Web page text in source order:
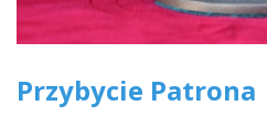
Przybycie Patrona